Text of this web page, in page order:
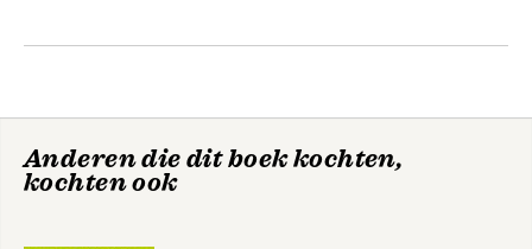
De FemDeal
Vrouwen verdwijnen uit beeld 59
Vooroordelen 60
Anderen die dit boek kochten,
kochten ook